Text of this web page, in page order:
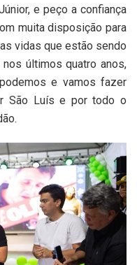
e peço a confiança
muita disposição para
vidas que estão sendo
últimos quatro anos,
e vamos fazer
São Luís e por todo o